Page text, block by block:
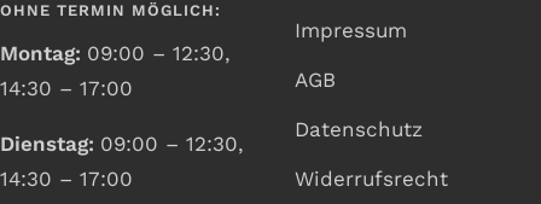
OHNE TERMIN MÖGLICH:
Montag: 09:00 – 12:30,
14:30 – 17:00
Dienstag: 09:00 – 12:30,
14:30 – 17:00
Impressum
AGB
Datenschutz
Widerrufsrecht